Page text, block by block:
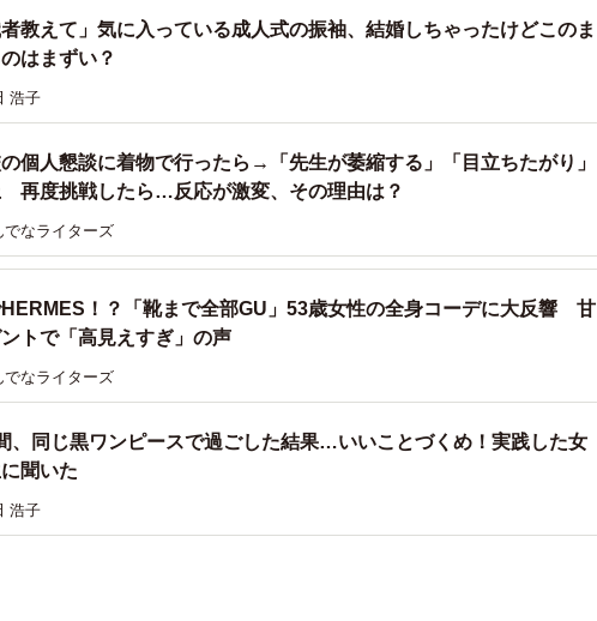
者教えて」気に入っている成人式の振袖、結婚しちゃったけどこのま
はまずい？
浩子
個人懇談に着物で行ったら→「先生が萎縮する」「目立ちたがり」
再度挑戦したら…反応が激変、その理由は？
でなライターズ
HERMES！？「靴まで全部GU」53歳女性の全身コーデに大反響 甘
トで「高見えすぎ」の声
でなライターズ
、同じ黒ワンピースで過ごした結果…いいことづくめ！実践した女
聞いた
浩子